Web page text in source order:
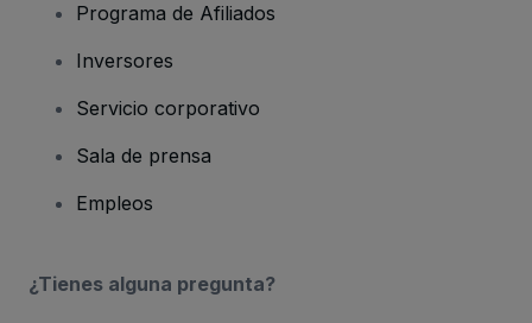
Programa de Afiliados
Inversores
Servicio corporativo
Sala de prensa
Empleos
¿Tienes alguna pregunta?